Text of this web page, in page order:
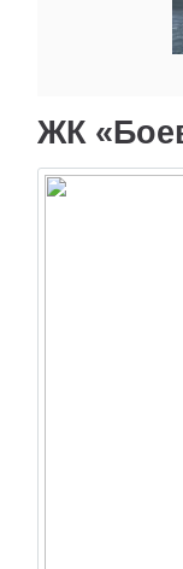
ЖК